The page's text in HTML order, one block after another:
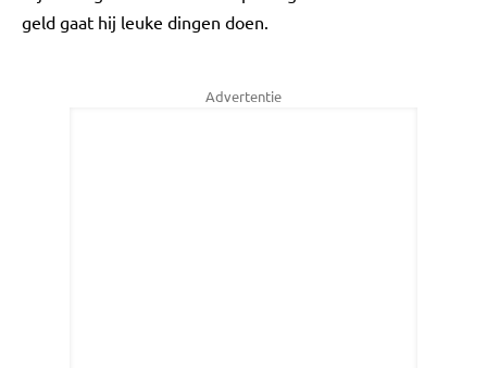
geld gaat hij leuke dingen doen.
Advertentie